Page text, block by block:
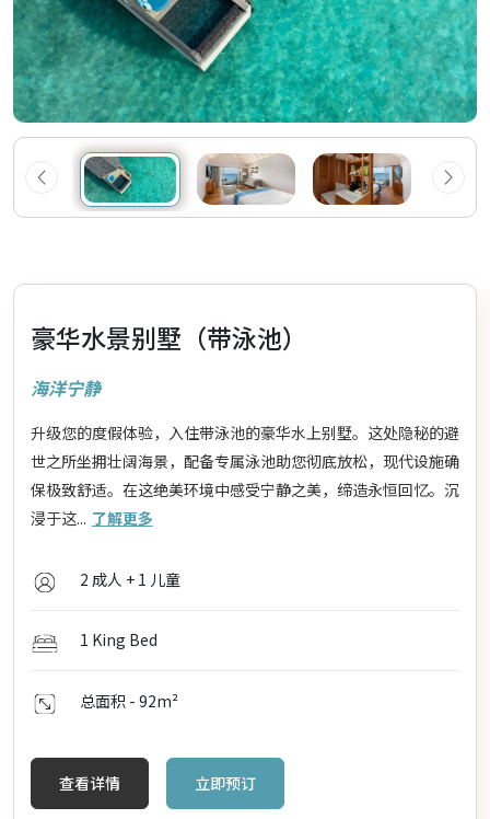
豪华水景别墅（带泳池）
海洋宁静
升级您的度假体验，入住带泳池的豪华水上别墅。这处隐秘的避
世之所坐拥壮阔海景，配备专属泳池助您彻底放松，现代设施确
保极致舒适。在这绝美环境中感受宁静之美，缔造永恒回忆。沉
浸于这... 了解更多
2 成人 + 1 儿童
1 King Bed
总面积 - 92m²
查看详情 立即预订